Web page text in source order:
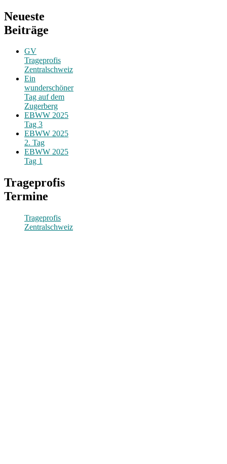
Neueste
Beiträge
GV
Trageprofis
Zentralschweiz
Ein
wunderschöner
Tag auf dem
Zugerberg
EBWW 2025
Tag 3
EBWW 2025
2. Tag
EBWW 2025
Tag 1
Trageprofis
Termine
Trageprofis
Zentralschweiz